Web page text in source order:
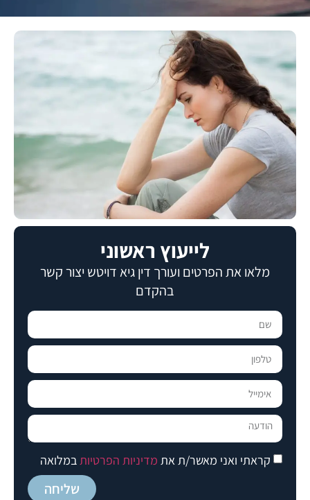
לייעוץ ראשוני
מלאו את הפרטים ועורך דין גיא דויטש יצור קשר
בהקדם​​
קראתי ואני מאשר/ת את מדיניות הפרטיות במלואה
שליחה